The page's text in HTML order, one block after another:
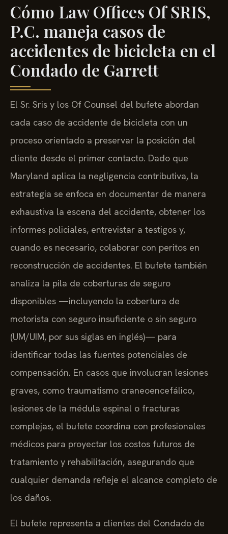
Cómo Law Offices Of SRIS,
P.C. maneja casos de
accidentes de bicicleta en el
Condado de Garrett
El Sr. Sris y los Of Counsel del bufete abordan
cada caso de accidente de bicicleta con un
proceso orientado a preservar la posición del
cliente desde el primer contacto. Dado que
Maryland aplica la negligencia contributiva, la
estrategia se enfoca en documentar de manera
exhaustiva la escena del accidente, obtener los
informes policiales, entrevistar a testigos y,
cuando es necesario, colaborar con peritos en
reconstrucción de accidentes. El bufete también
analiza la pila de coberturas de seguro
disponibles —incluyendo la cobertura de
motorista con seguro insuficiente o sin seguro
(UM/UIM, por sus siglas en inglés)— para
identificar todas las fuentes potenciales de
compensación. En casos que involucran lesiones
graves, como traumatismo craneoencefálico,
lesiones de la médula espinal o fracturas
complejas, el bufete coordina con profesionales
médicos para proyectar los costos futuros de
tratamiento y rehabilitación, asegurando que
cualquier demanda refleje el alcance completo de
los daños.
El bufete representa a clientes del Condado de